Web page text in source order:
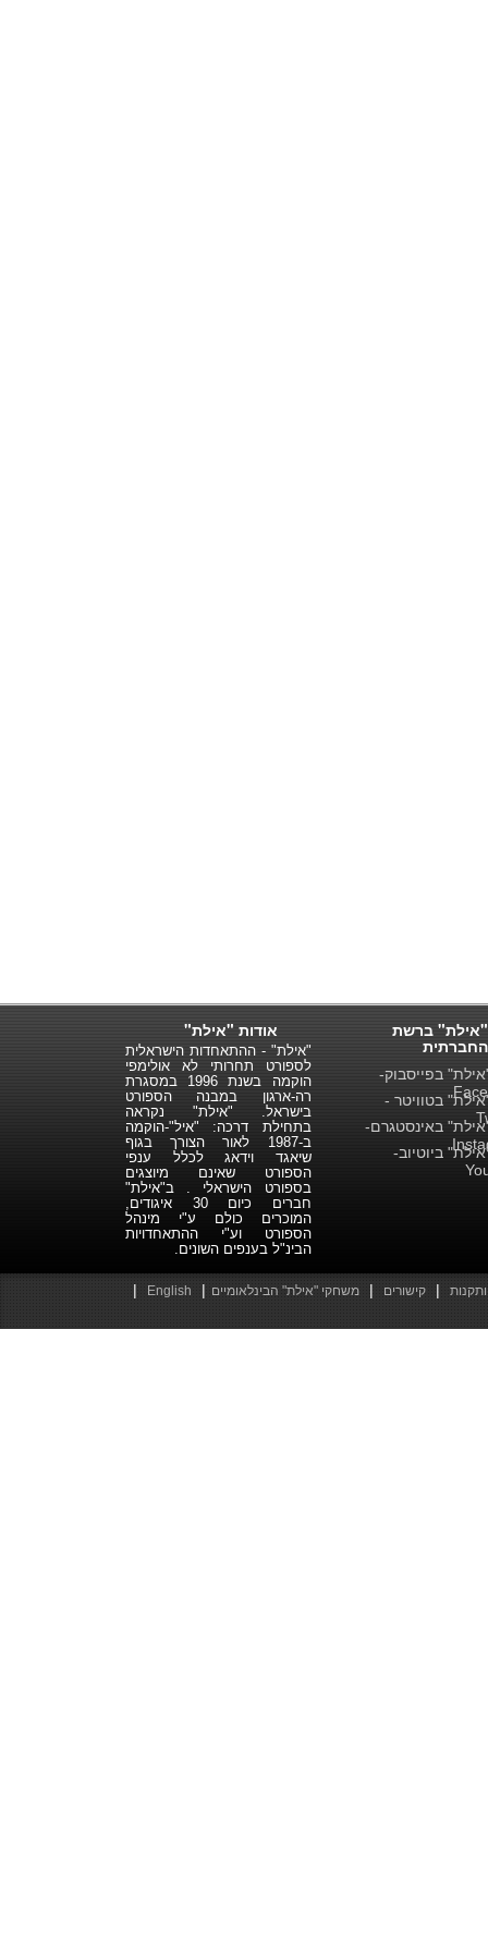
אודות "אילת"
"אילת" - ההתאחדות הישראלית
לספורט תחרותי לא אולימפי
הוקמה בשנת 1996 במסגרת
רה-ארגון במבנה הספורט
בישראל. "אילת" נקראה
בתחילת דרכה: "איל"-הוקמה
ב-1987 לאור הצורך בגוף
שיאגד וידאג לכלל ענפי
הספורט שאינם מיוצגים
בספורט הישראלי . ב"אילת"
חברים כיום 30 איגודים,
המוכרים כולם ע"י מינהל
הספורט וע"י ההתאחדויות
הבינ"ל בענפים השונים.
"אילת" ברשת
החברתית
בפייסבוק-
בטוויטר -
באינסטגרם-
ביוטיוב-
| קישורים | משחקי "אילת" הבינלאומיים |
English
|